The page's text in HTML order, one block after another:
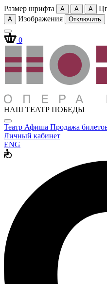
Размер шрифта A A A
A
Изображения Отключить
0
НАШ ТЕАТР ПОБЕДЫ
Театр Афиша Продажа
Личный кабинет
ENG